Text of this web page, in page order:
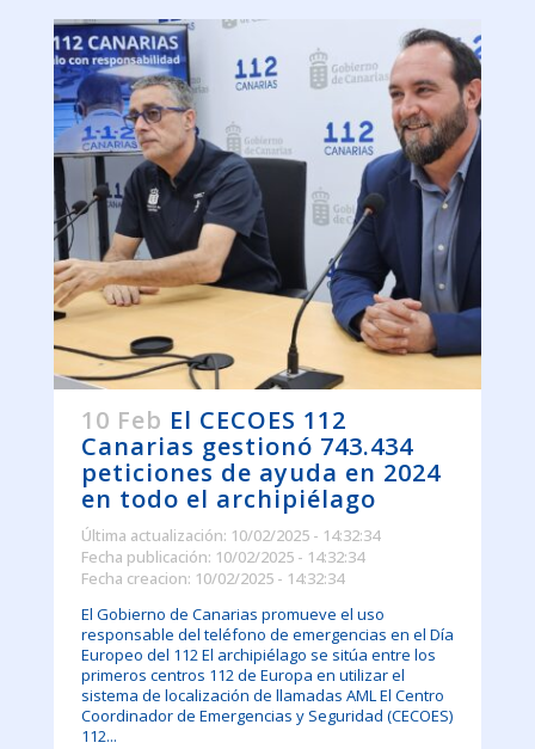
10 Feb El CECOES 112
Canarias gestionó 743.434
peticiones de ayuda en 2024
en todo el archipiélago
Última actualización: 10/02/2025 - 14:32:34
Fecha publicación: 10/02/2025 - 14:32:34
Fecha creacion: 10/02/2025 - 14:32:34
El Gobierno de Canarias promueve el uso
responsable del teléfono de emergencias en el Día
Europeo del 112 El archipiélago se sitúa entre los
primeros centros 112 de Europa en utilizar el
sistema de localización de llamadas AML El Centro
Coordinador de Emergencias y Seguridad (CECOES)
112...